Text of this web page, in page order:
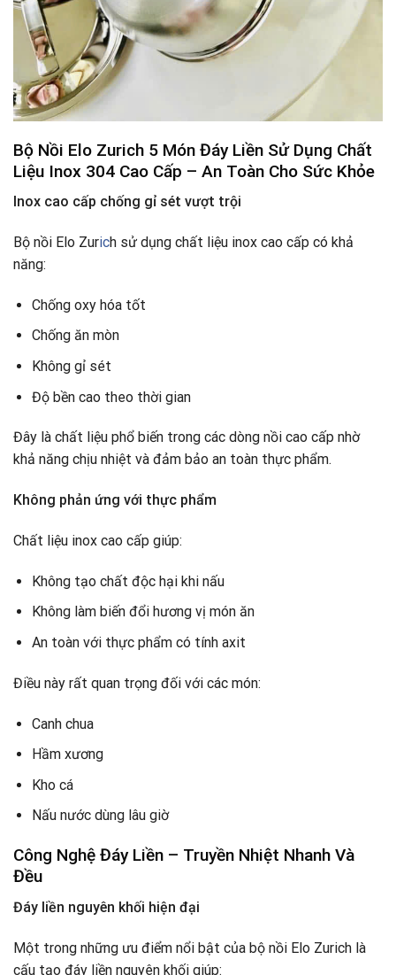
Bộ Nồi Elo Zurich 5 Món Đáy Liền Sử Dụng Chất
Liệu Inox 304 Cao Cấp – An Toàn Cho Sức Khỏe
Inox cao cấp chống gỉ sét vượt trội
Bộ nồi Elo Zurich sử dụng chất liệu inox cao cấp có khả
năng:
Chống oxy hóa tốt
Chống ăn mòn
Không gỉ sét
Độ bền cao theo thời gian
Đây là chất liệu phổ biến trong các dòng nồi cao cấp nhờ
khả năng chịu nhiệt và đảm bảo an toàn thực phẩm.
Không phản ứng với thực phẩm
Chất liệu inox cao cấp giúp:
Không tạo chất độc hại khi nấu
Không làm biến đổi hương vị món ăn
An toàn với thực phẩm có tính axit
Điều này rất quan trọng đối với các món:
Canh chua
Hầm xương
Kho cá
Nấu nước dùng lâu giờ
Công Nghệ Đáy Liền – Truyền Nhiệt Nhanh Và
Đều
Đáy liền nguyên khối hiện đại
Một trong những ưu điểm nổi bật của bộ nồi Elo Zurich là
cấu tạo đáy liền nguyên khối giúp: